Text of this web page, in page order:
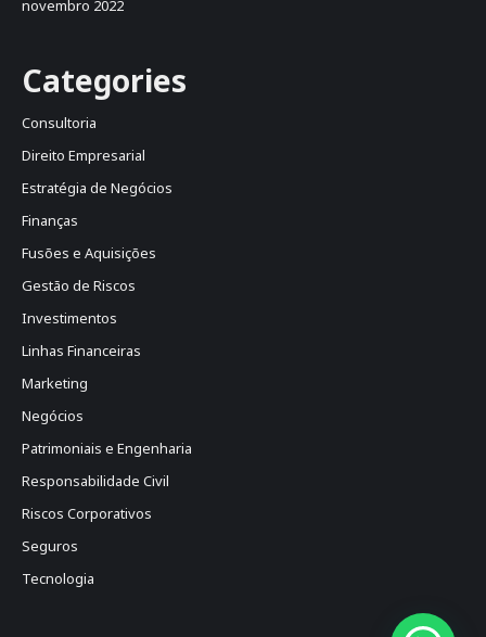
novembro 2022
Categories
Consultoria
Direito Empresarial
Estratégia de Negócios
Finanças
Fusões e Aquisições
Gestão de Riscos
Investimentos
Linhas Financeiras
Marketing
Negócios
Patrimoniais e Engenharia
Responsabilidade Civil
Riscos Corporativos
Seguros
Tecnologia